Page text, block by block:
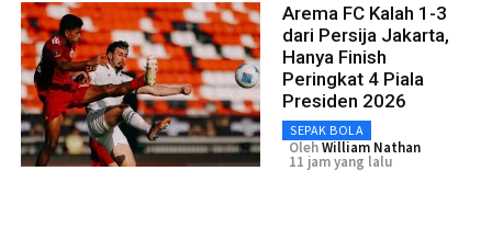
Arema FC Kalah 1-3
dari Persija Jakarta,
Hanya Finish
Peringkat 4 Piala
Presiden 2026
SEPAK BOLA
OlehWilliam Nathan
11 jam yang lalu